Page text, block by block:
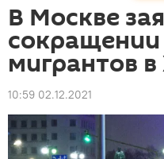
В Москве
сокращении
мигрантов
10:59 02.12.2021